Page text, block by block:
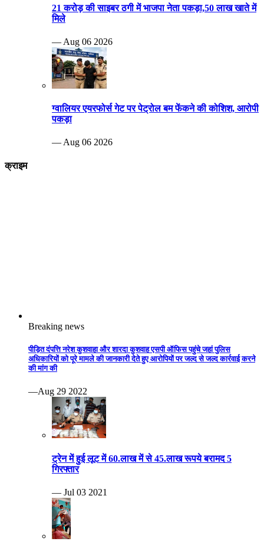
21 करोड़ की साइबर ठगी में भाजपा नेता पकड़ा,50 लाख खाते में
मिले
— Aug 06 2026
ग्वालियर एयरफोर्स गेट पर पेट्रोल बम फेंकने की कोशिश, आरोपी
पकड़ा
— Aug 06 2026
क्राइम
Breaking news
पीड़ित दंपत्ति नरेश कुशवाहा और शारदा कुशवाह एसपी ऑफिस पहुंचे जहां पुलिस
अधिकारियों को पूरे मामले की जानकारी देते हुए आरोपियों पर जल्द से जल्द कार्रवाई करने
की मांग की
—Aug 29 2022
ट्रेन में हुई लूट में 60.लाख में से 45.लाख रूपये बरामद 5
गिरफ्तार
— Jul 03 2021